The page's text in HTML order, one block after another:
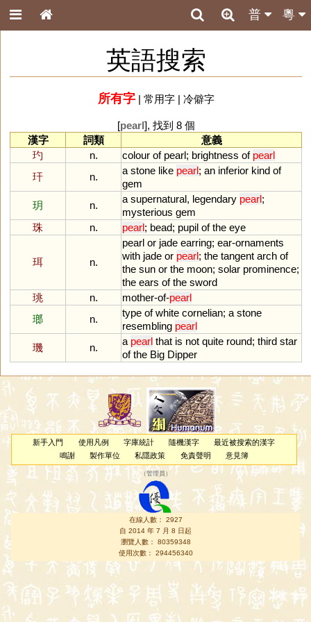
粵
普
英語搜索
所有字| 常用字| 冷僻字
[pearl], 找到 8 個
漢字
詞類
意義
玓
n. colour of pearl; brightness of pearl
玕
n.
a stone like pearl; an inferior kind of
gem
玥
n.
a supernatural, legendary pearl;
mysterious gem
珠
n. pearl; bead; pupil of the eye
珥 n.
pearl or jade earring; ear-ornaments
with jade or pearl; the tangent arch of
the sun or the moon; solar prominence;
the ears of the sword
珧
n. mother-of-pearl
瑯
n.
type of white cornelian; a stone
resembling pearl
璣
n.
a pearl that is not quite round; third star
of the Big Dipper
新手入門 使用凡例 字庫統計 隨機漢字
最近被搜索的漢字
鳴謝
製作單位 私隱政策 免責聲明 意見簿
（管理員 ）
在線人數： 2927
自 2014 年 7 月 8 日起
瀏覽人數： 80359348
使用次數： 294456340